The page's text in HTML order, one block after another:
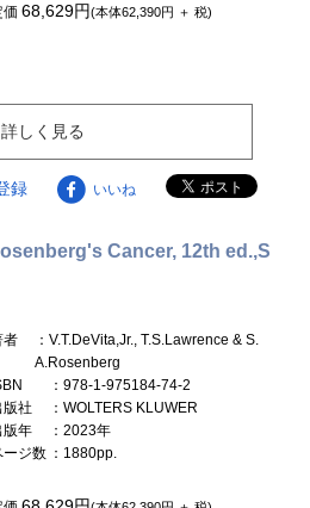
価68,629円(本体62,390円 ＋ 税)
詳しく見る
録 いいね
Cancer, 12th ed.,S
者
：V.T.DeVita,Jr., T.S.Lawrence & S.
A.Rosenberg
：978-1-975184-74-2
版社
：WOLTERS KLUWER
版年
：2023年
ージ数 ：1880pp.